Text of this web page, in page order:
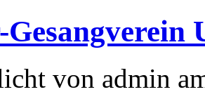
von admin